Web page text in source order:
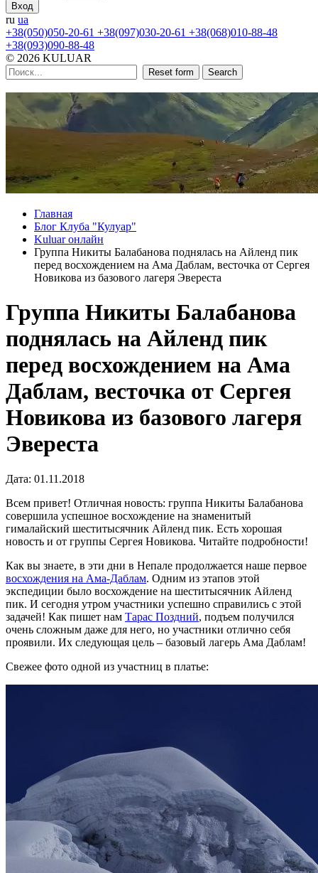
Вход
ru ua
+38(050)050-20-61 +38(097)030-20-61 +38(068)010-88-48
+38(093)090-88-48
© 2026 KULUAR
Reset form Search
Главная
Блог Клуба "Кулуар"
Kuluar онлайн
Группа Никиты Балабанова поднялась на Айленд пик
перед восхождением на Ама Даблам, весточка от Сергея
Новикова из базового лагеря Эвереста
Группа Никиты Балабанова
поднялась на Айленд пик
перед восхождением на Ама
Даблам, весточка от Сергея
Новикова из базового лагеря
Эвереста
Дата: 01.11.2018
Всем привет! Отличная новость: группа Никиты Балабанова
совершила успешное восхождение на знаменитый
гималайский шеститысячник Айленд пик. Есть хорошая
новость и от группы Сергея Новикова. Читайте подробности!
Как вы знаете, в эти дни в Непале продолжается наше первое
восхождения на Ама-Даблам. Одним из этапов этой
экспедиции было восхождение на шеститысячник Айленд
пик. И сегодня утром участники успешно справились с этой
задачей! Как пишет нам Тарас Поздний, подъем получился
очень сложным даже для него, но участники отлично себя
проявили. Их следующая цель – базовый лагерь Ама Даблам!
Свежее фото одной из участниц в платье: